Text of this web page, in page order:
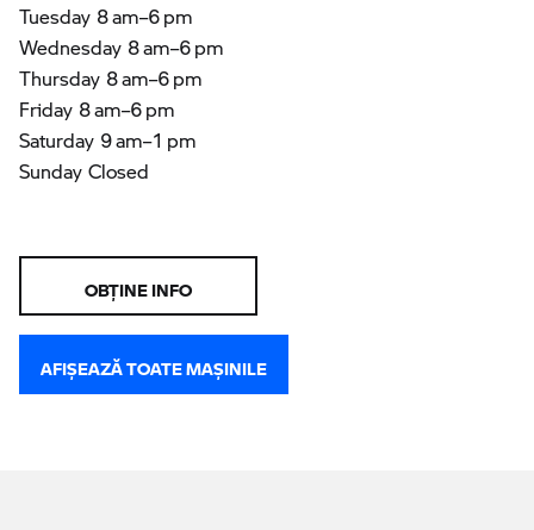
Tuesday 8 am–6 pm
Wednesday 8 am–6 pm
Thursday 8 am–6 pm
Friday 8 am–6 pm
Saturday 9 am–1 pm
Sunday Closed
OBŢINE INFO
AFIŞEAZĂ TOATE MAŞINILE